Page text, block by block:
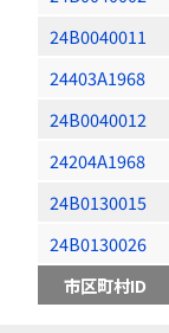
24B0040011
24403A1968
24B0040012
24204A1968
24B0130015
24B0130026
市区町村ID